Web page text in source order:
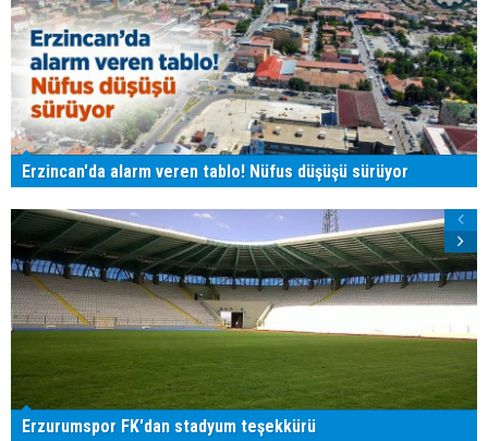
Erzincan'da alarm veren tablo! Nüfus düşüşü sürüyor
Erzurumspor FK'dan stadyum teşekkürü